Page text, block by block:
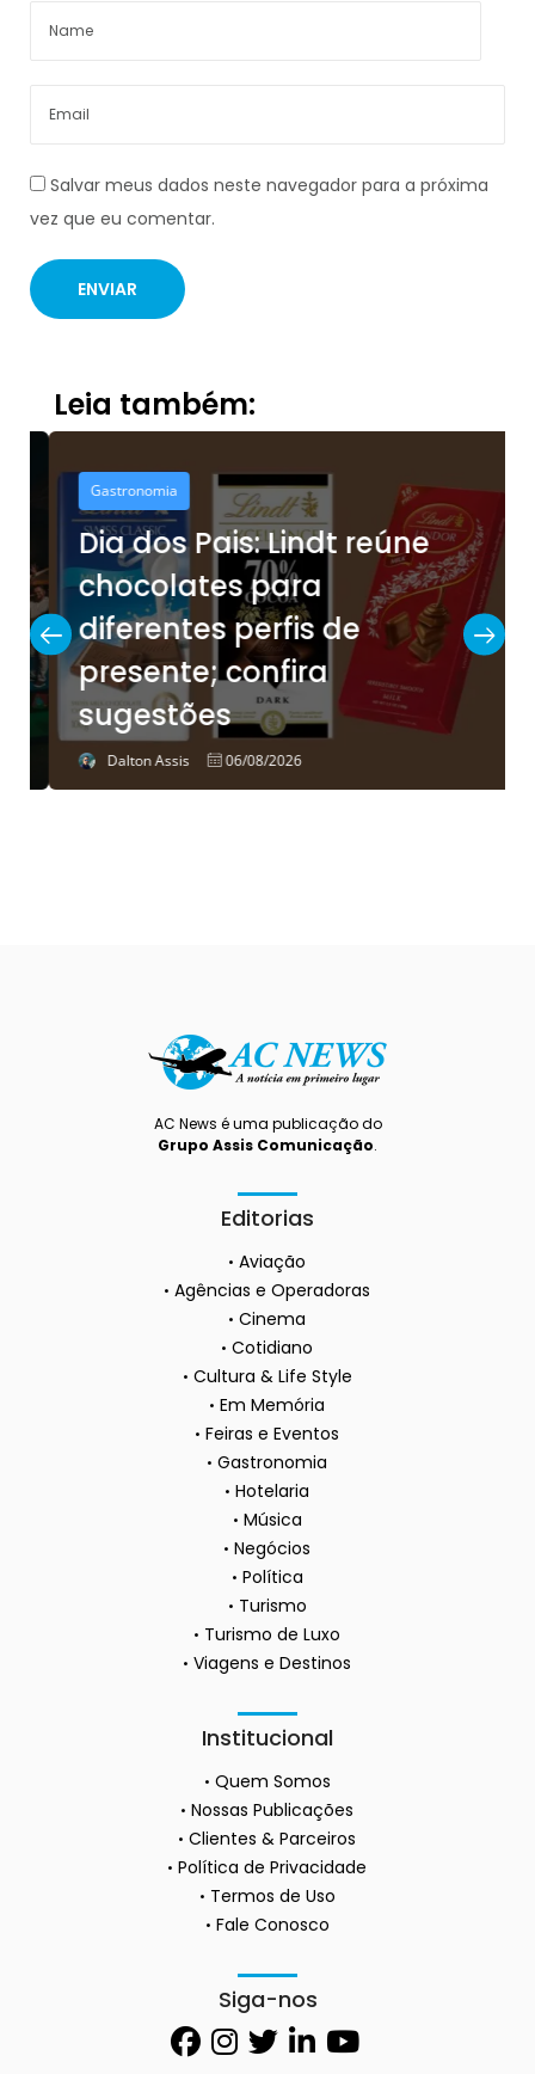
Salvar meus dados neste navegador para a próxima
vez que eu comentar.
Leia também:
Gastronomia
Dia dos Pais: Lindt reúne
chocolates para
diferentes perfis de
presente; confira
sugestões
Dalton Assis 06/08/2026
AC News é uma publicação do
Grupo Assis Comunicação.
Editorias
Aviação
Agências e Operadoras
Cinema
Cotidiano
Cultura & Life Style
Em Memória
Feiras e Eventos
Gastronomia
Hotelaria
Música
Negócios
Política
Turismo
Turismo de Luxo
Viagens e Destinos
Institucional
Quem Somos
Nossas Publicações
Clientes & Parceiros
Política de Privacidade
Termos de Uso
Fale Conosco
Siga-nos